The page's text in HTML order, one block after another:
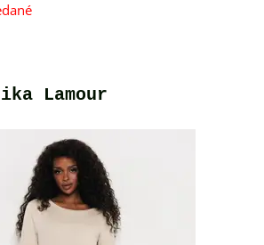
Lamour